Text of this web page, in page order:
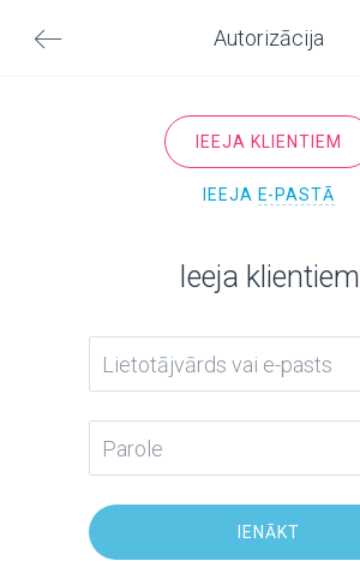
Autorizācija
IEEJA KLIENTIEM
IEEJA E-PASTĀ
Ieeja klientiem
IENĀKT